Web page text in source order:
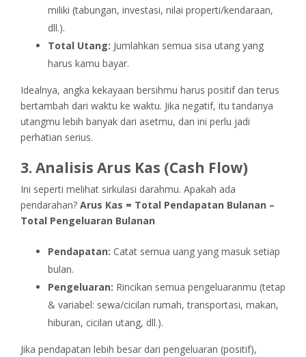
miliki (tabungan, investasi, nilai properti/kendaraan,
dll.).
Total Utang: Jumlahkan semua sisa utang yang
harus kamu bayar.
Idealnya, angka kekayaan bersihmu harus positif dan terus
bertambah dari waktu ke waktu. Jika negatif, itu tandanya
utangmu lebih banyak dari asetmu, dan ini perlu jadi
perhatian serius.
3. Analisis Arus Kas (Cash Flow)
Ini seperti melihat sirkulasi darahmu. Apakah ada
pendarahan? Arus Kas = Total Pendapatan Bulanan –
Total Pengeluaran Bulanan
Pendapatan: Catat semua uang yang masuk setiap
bulan.
Pengeluaran: Rincikan semua pengeluaranmu (tetap
& variabel: sewa/cicilan rumah, transportasi, makan,
hiburan, cicilan utang, dll.).
Jika pendapatan lebih besar dari pengeluaran (positif),